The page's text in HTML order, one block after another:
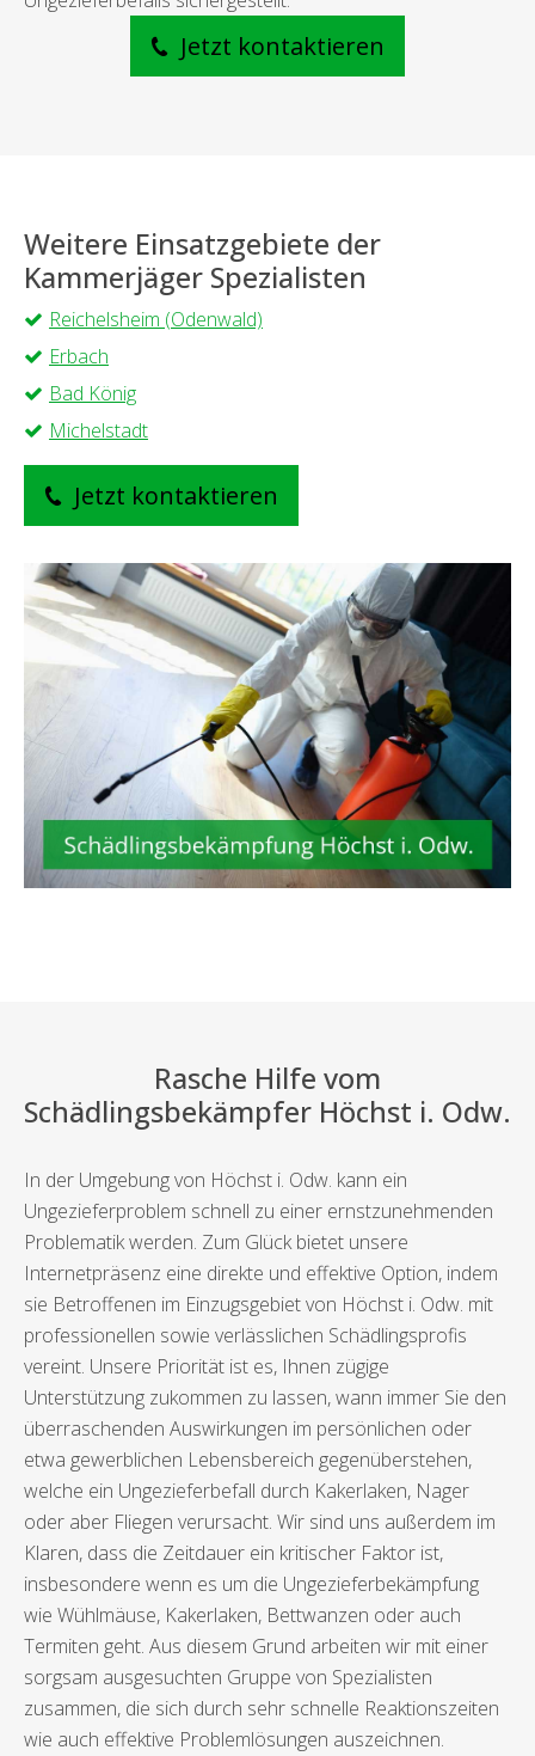
Jetzt kontaktieren
Weitere Einsatzgebiete der
Kammerjäger Spezialisten
Reichelsheim (Odenwald)
Erbach
Bad König
Michelstadt
Jetzt kontaktieren
Rasche Hilfe vom
Schädlingsbekämpfer Höchst i. Odw.
In der Umgebung von Höchst i. Odw. kann ein
Ungezieferproblem schnell zu einer ernstzunehmenden
Problematik werden. Zum Glück bietet unsere
Internetpräsenz eine direkte und effektive Option, indem
sie Betroffenen im Einzugsgebiet von Höchst i. Odw. mit
professionellen sowie verlässlichen Schädlingsprofis
vereint. Unsere Priorität ist es, Ihnen zügige
Unterstützung zukommen zu lassen, wann immer Sie den
überraschenden Auswirkungen im persönlichen oder
etwa gewerblichen Lebensbereich gegenüberstehen,
welche ein Ungezieferbefall durch Kakerlaken, Nager
oder aber Fliegen verursacht. Wir sind uns außerdem im
Klaren, dass die Zeitdauer ein kritischer Faktor ist,
insbesondere wenn es um die Ungezieferbekämpfung
wie Wühlmäuse, Kakerlaken, Bettwanzen oder auch
Termiten geht. Aus diesem Grund arbeiten wir mit einer
sorgsam ausgesuchten Gruppe von Spezialisten
zusammen, die sich durch sehr schnelle Reaktionszeiten
wie auch effektive Problemlösungen auszeichnen.